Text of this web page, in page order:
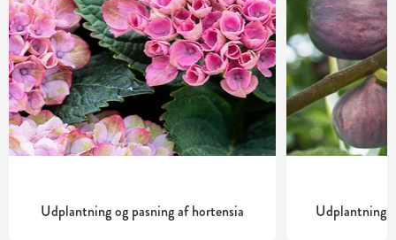
Udplantning og pasning af hortensia Udplantning